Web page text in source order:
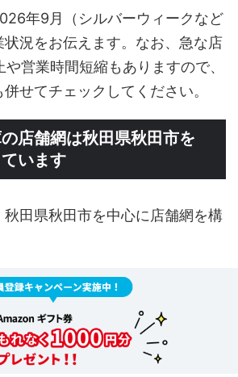
年9月（シルバーウィークなど
況をお伝えます。なお、急な店
営業時間短縮もありますので、
せてチェックしてください。
店舗網は秋田県秋田市を
います
田県秋田市を中心に店舗網を構